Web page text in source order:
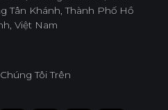
Tân Khánh, Thành Phố Hồ
Việt Nam
Tôi Trên